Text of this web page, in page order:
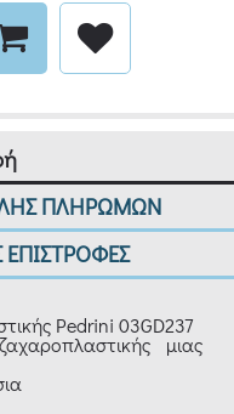
ΠΛΗΡΩΜΩΝ
Pedrini 03GD237
μιας